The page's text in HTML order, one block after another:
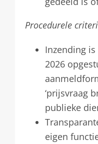
Procedurele
Inzending
2026
‘prijsvraag
publieke
eigen